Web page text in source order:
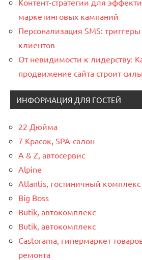
маркетинговых кампаний
Персонализация SMS:
клиентов
От невидимости к лидерству:
продвижение сайта строит
ИНФОРМАЦИЯ ДЛЯ ГОСТЕЙ
22 Дюйма
7 Красок, SPA-салон
A & Z, автосервис
Alpine
Atlantis, гостиничный комплекс
Big Boss
Butik, автокомплекс
Butik, автокомплекс
Castorama, гипермаркет
ремонта